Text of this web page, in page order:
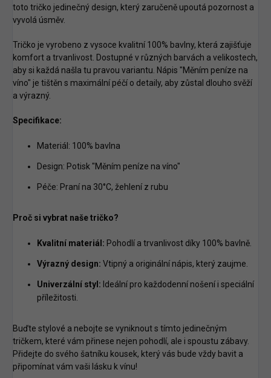
toto tričko jedinečný design, který zaručeně upoutá pozornost a
vyvolá úsměv.
Tričko je vyrobeno z vysoce kvalitní 100% bavlny, která zajišťuje
komfort a trvanlivost. Dostupné v různých barvách a velikostech,
aby si každá našla tu pravou variantu. Nápis "Měním peníze na
víno" je tištěn s maximální péčí o detaily, aby zůstal dlouho svěží
a výrazný.
Specifikace:
Materiál: 100% bavlna
Design: Potisk "Měním peníze na víno"
Péče: Praní na 30°C, žehlení z rubu
Proč si vybrat naše tričko?
Kvalitní materiál: Pohodlí a trvanlivost díky 100% bavlně.
Výrazný design: Vtipný a originální nápis, který zaujme.
Univerzální styl: Ideální pro každodenní nošení i speciální
příležitosti.
Buďte stylové a nebojte se vyniknout s tímto jedinečným
tričkem, které vám přinese nejen pohodlí, ale i spoustu zábavy.
Přidejte do svého šatníku kousek, který vás bude vždy bavit a
připomínat vám vaši lásku k vínu!